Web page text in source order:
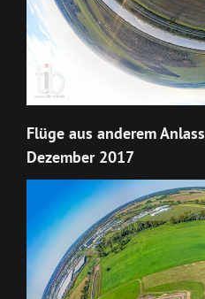
Flüge aus anderem
Dezember 2017